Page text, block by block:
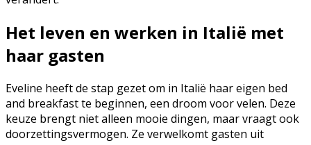
Het leven en werken in Italië met
haar gasten
Eveline heeft de stap gezet om in Italië haar eigen bed
and breakfast te beginnen, een droom voor velen. Deze
keuze brengt niet alleen mooie dingen, maar vraagt ook
doorzettingsvermogen. Ze verwelkomt gasten uit